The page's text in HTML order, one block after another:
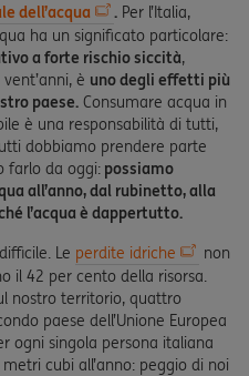
dell’acqua . Per l’Italia,
ha un significato particolare:
a forte rischio siccità,
è uno degli effetti più
paese. Consumare acqua in
è una responsabilità di tutti,
dobbiamo prendere parte
farlo da oggi: possiamo
all’anno, dal rubinetto, alla
l’acqua è dappertutto.
Le perdite idriche
non
il 42 per cento della risorsa.
nostro territorio, quattro
paese dell’Unione Europea
ogni singola persona italiana
cubi all’anno: peggio di noi